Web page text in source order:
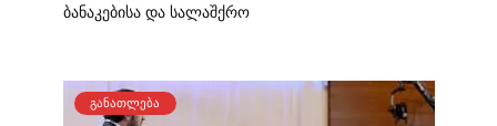
ბანაკებისა და სალაშქრო
ᲒᲐᲜᲐᲗᲚᲔᲑᲐ